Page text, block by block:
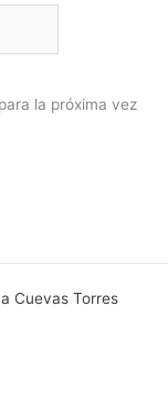
la próxima vez
Cuevas Torres